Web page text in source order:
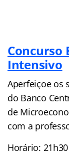
Concurso
Intensivo
Aperfeiçoe os
do Banco
de
com a
Horário: 21h30